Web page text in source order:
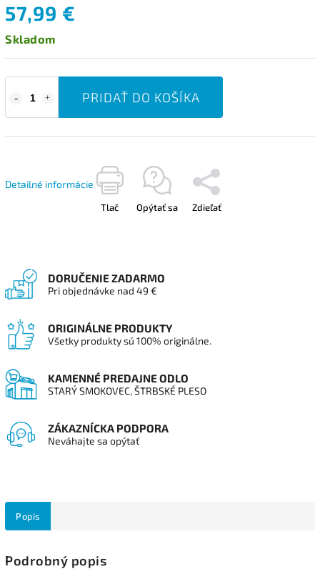
57,99 €
Skladom
PRIDAŤ DO KOŠÍKA
Detailné informácie
Tlač Opýtať sa Zdieľať
DORUČENIE ZADARMO
Pri objednávke nad 49 €
ORIGINÁLNE PRODUKTY
Všetky produkty sú 100% originálne.
KAMENNÉ PREDAJNE ODLO
STARÝ SMOKOVEC, ŠTRBSKÉ PLESO
ZÁKAZNÍCKA PODPORA
Neváhajte sa opýtať
Popis
Podrobný popis